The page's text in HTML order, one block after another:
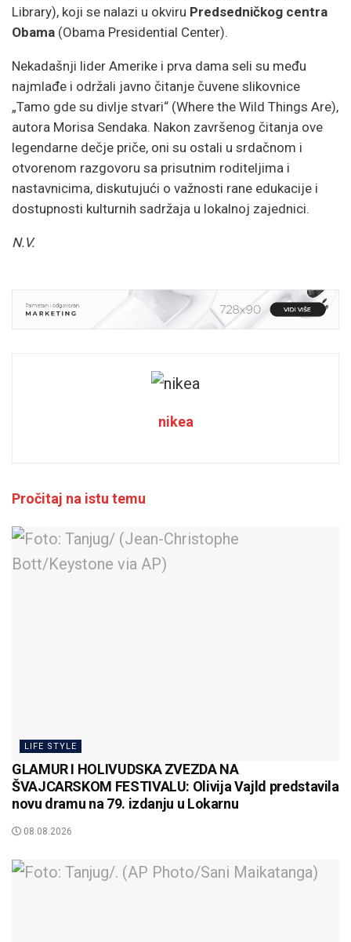
Library), koji se nalazi u okviru Predsedničkog centra
Obama (Obama Presidential Center).
Nekadašnji lider Amerike i prva dama seli su među
najmlađe i održali javno čitanje čuvene slikovnice
„Tamo gde su divlje stvari“ (Where the Wild Things Are),
autora Morisa Sendaka. Nakon završenog čitanja ove
legendarne dečje priče, oni su ostali u srdačnom i
otvorenom razgovoru sa prisutnim roditeljima i
nastavnicima, diskutujući o važnosti rane edukacije i
dostupnosti kulturnih sadržaja u lokalnoj zajednici.
N.V.
nikea
Pročitaj na istu temu
LIFE STYLE
GLAMUR I HOLIVUDSKA ZVEZDA NA
ŠVAJCARSKOM FESTIVALU: Olivija Vajld predstavila
novu dramu na 79. izdanju u Lokarnu
08.08.2026